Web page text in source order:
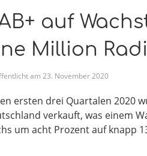
auf
Million
am 23. November2020
ersten drei Quartalen 2020
verkauft, was einem
um acht Prozent auf knapp